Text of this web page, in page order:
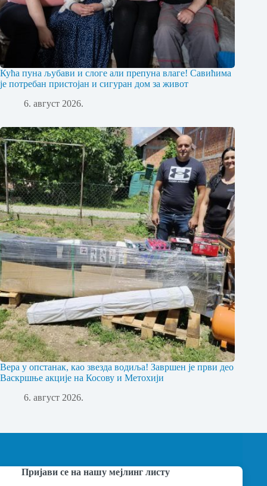
Кућа пуна љубави и слоге али препуна влаге! Савићима
је потребан пристојан и сигуран дом за живот
6. август 2026.
Вера у опстанак, као звезда водиља! Завршен је први део
Васкршње акције на Косову и Метохији
6. август 2026.
Пријави се на нашу мејлинг листу